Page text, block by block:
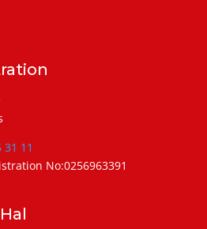
31 11
No:0256963391